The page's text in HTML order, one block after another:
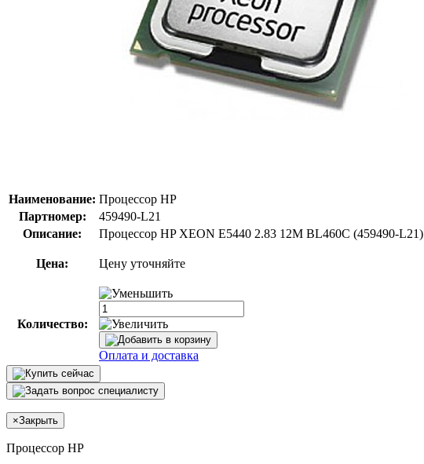
Наименование: Процессор HP
Партномер:
459490-L21
Описание:
Процессор HP XEON E5440 2.83 12M BL460C (459490-L21)
Цена: Цену уточняйте
Количество:
Оплата и доставка
×Закрыть
Процессор HP